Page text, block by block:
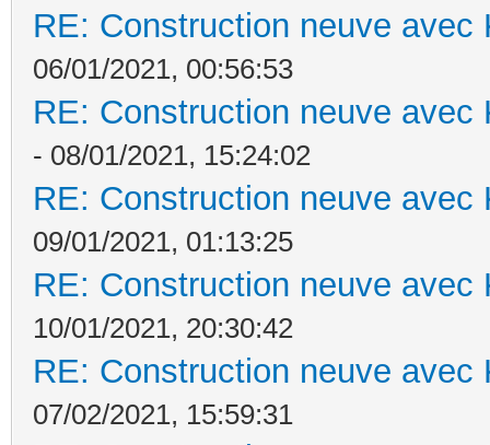
RE: Construction neuve avec
06/01/2021, 00:56:53
RE: Construction neuve avec
- 08/01/2021, 15:24:02
RE: Construction neuve avec
09/01/2021, 01:13:25
RE: Construction neuve avec
10/01/2021, 20:30:42
RE: Construction neuve avec
07/02/2021, 15:59:31